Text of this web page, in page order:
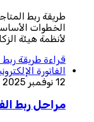
طريقة ربط
الخطوات
لأنظمة هيئة
قراءة طريقة ربط
الفاتورة
12 نوفمبر 2025
مراحل ربط